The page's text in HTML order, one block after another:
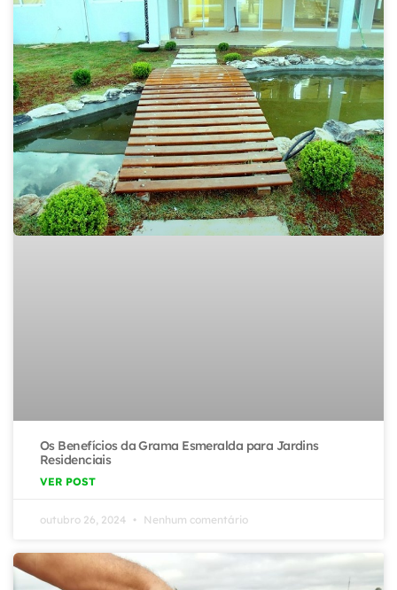
Os Benefícios da Grama Esmeralda para Jardins
Residenciais
VER POST
outubro 26, 2024 Nenhum comentário